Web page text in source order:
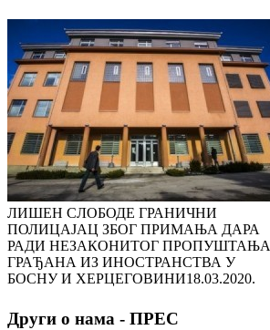
ЛИШЕН СЛОБОДЕ ГРАНИЧНИ
ПОЛИЦАЈАЦ ЗБОГ ПРИМАЊА ДАРА
РАДИ НЕЗАКОНИТОГ ПРОПУШТАЊА
ГРАЂАНА ИЗ ИНОСТРАНСТВА У
БОСНУ И ХЕРЦЕГОВИНИ18.03.2020.
Други о нама - ПРЕС